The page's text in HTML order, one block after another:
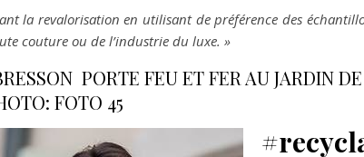
la revalorisation en utilisant de préférence des
couture ou de l’industrie du luxe. »
PORTE FEU ET FER AU JARDIN
FOTO 45